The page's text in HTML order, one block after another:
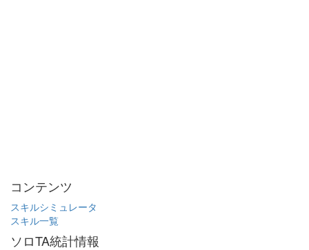
コンテンツ
スキルシミュレータ
スキル一覧
ソロTA統計情報